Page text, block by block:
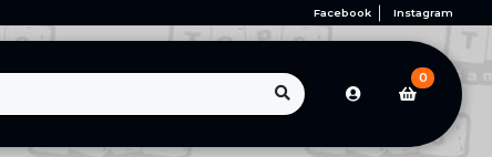
Facebook Instagram
0